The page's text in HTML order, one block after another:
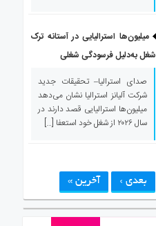
میلیون‌ها استرالیایی در آستانه ترک
شغل به‌دلیل فرسودگی شغلی
صدای استرالیا– تحقیقات جدید
شرکت آلیانز استرالیا نشان می‌دهد
میلیون‌ها استرالیایی قصد دارند در
سال ۲۰۲۶ از شغل خود استعفا […]
بعدی › آخرین »